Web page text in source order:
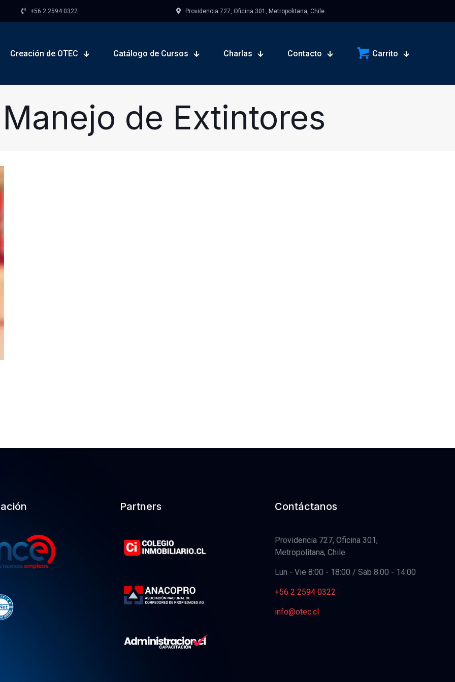
+56 2 2594 0322 Providencia 727, Oficina 301, Metropolitana, Chile
Creación de OTEC Catálogo de Cursos Charlas Contacto Carrito
de Extintores
Partners Contáctanos
Providencia 727, Oficina 301,
Metropolitana, Chile
Lun - Vie 8:00 - 18:00 / Sab 8:00 - 14:00
+56 2 2594 0322
info@otec.cl